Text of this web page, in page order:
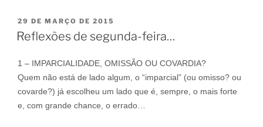
PUBLICADO
EM
29 DE MARÇO DE 2015
Reflexões de segunda-feira…
1 – IMPARCIALIDADE, OMISSÃO OU COVARDIA?
Quem não está de lado algum, o “imparcial” (ou omisso? ou
covarde?) já escolheu um lado que é, sempre, o mais forte
e, com grande chance, o errado…